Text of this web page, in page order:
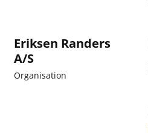
Eriksen Randers
A/S
Organisation